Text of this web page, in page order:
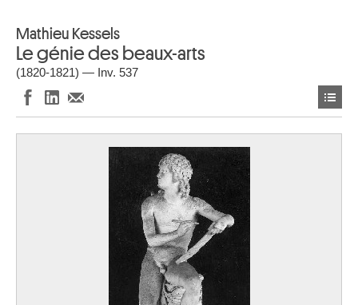
Mathieu Kessels
Le génie des beaux-arts
(1820-1821) — Inv. 537